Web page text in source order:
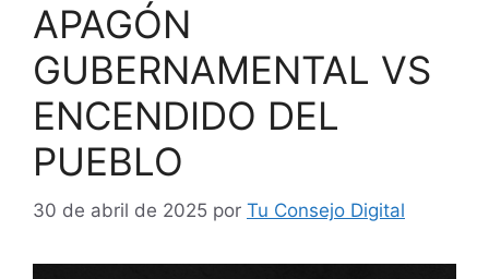
APAGÓN
GUBERNAMENTAL VS
ENCENDIDO DEL
PUEBLO
30 de abril de 2025 por Tu Consejo Digital